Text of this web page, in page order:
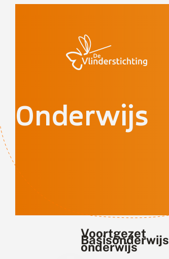
Onderwijs
Basisonderwijs
Voortgezet
onderwijs